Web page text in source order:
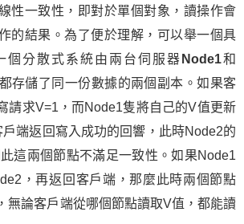
性一致性，即對於單個對象，讀操作會
的結果。為了便於理解，可以舉一個具
個分散式系統由兩台伺服器 Node1和
存儲了同一份數據的兩個副本。如果客
請求V=1，而Node1隻將自己的V值更新
端返回寫入成功的回響，此時Node2的
這兩個節點不滿足一致性。如果Node1
，再返回客戶端，那麼此時兩個節點
無論客戶端從哪個節點讀取V值，都能讀